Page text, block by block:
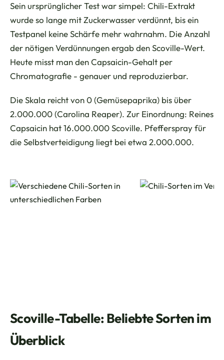
Sein ursprünglicher Test war simpel: Chili-Extrakt
wurde so lange mit Zuckerwasser verdünnt, bis ein
Testpanel keine Schärfe mehr wahrnahm. Die Anzahl
der nötigen Verdünnungen ergab den Scoville-Wert.
Heute misst man den Capsaicin-Gehalt per
Chromatografie - genauer und reproduzierbar.
Die Skala reicht von 0 (Gemüsepaprika) bis über
2.000.000 (Carolina Reaper). Zur Einordnung: Reines
Capsaicin hat 16.000.000 Scoville. Pfefferspray für
die Selbstverteidigung liegt bei etwa 2.000.000.
Scoville-Tabelle: Beliebte Sorten im
Überblick